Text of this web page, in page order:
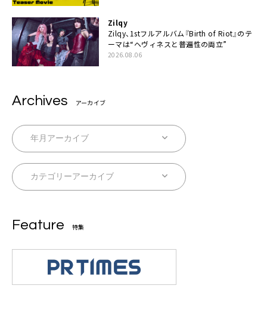
Zilqy
Zilqy、1stフルアルバム『Birth of Riot』のテ
ーマは“ヘヴィネスと普遍性の両立”
2026.08.06
Archives アーカイブ
Feature 特集